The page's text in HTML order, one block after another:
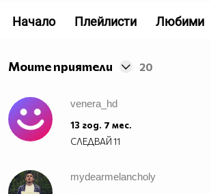
Моите приятели 20
venera_hd
13 год. 7 мес.
СЛЕДВАЙ11
mydearmelancholy
Начало Плейлисти Любими